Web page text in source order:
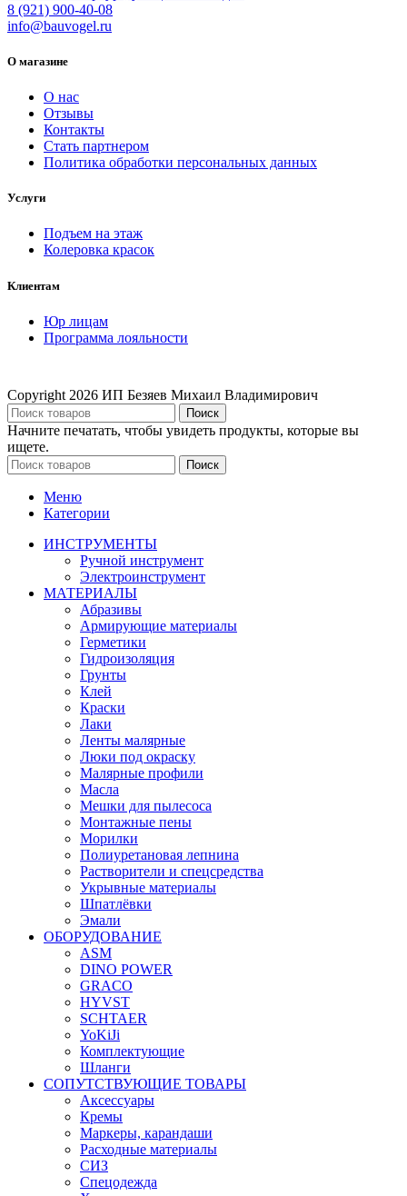
8 (921) 900-40-08
info@bauvogel.ru
О магазине
О нас
Отзывы
Контакты
Стать партнером
Политика обработки персональных данных
Услуги
Подъем на этаж
Колеровка красок
Клиентам
Юр лицам
Программа лояльности
Copyright 2026 ИП Безяев Михаил Владимирович
Поиск
Начните печатать, чтобы увидеть продукты, которые вы
ищете.
Поиск
Меню
Категории
ИНСТРУМЕНТЫ
Ручной инструмент
Электроинструмент
МАТЕРИАЛЫ
Абразивы
Армирующие материалы
Герметики
Гидроизоляция
Грунты
Клей
Краски
Лаки
Ленты малярные
Люки под окраску
Малярные профили
Масла
Мешки для пылесоса
Монтажные пены
Морилки
Полиуретановая лепнина
Растворители и спецсредства
Укрывные материалы
Шпатлёвки
Эмали
ОБОРУДОВАНИЕ
ASM
DINO POWER
GRACO
HYVST
SCHTAER
YoKiJi
Комплектующие
Шланги
СОПУТСТВУЮЩИЕ ТОВАРЫ
Аксессуары
Кремы
Маркеры, карандаши
Расходные материалы
СИЗ
Спецодежда